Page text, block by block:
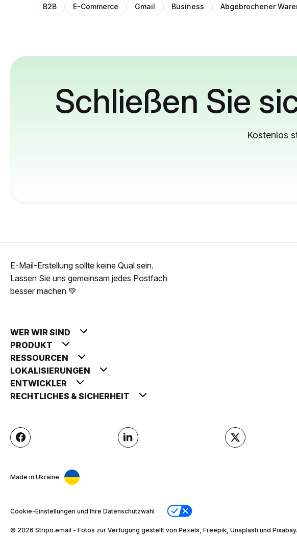
B2B E-Commerce Gmail Business Abgebrochener
Schließen Sie
Kostenlos
E-Mail-Erstellung sollte keine Qual sein.
Lassen Sie uns gemeinsam jedes Postfach
besser machen 💚
WER WIR SIND
PRODUKT
RESSOURCEN
LOKALISIERUNGEN
ENTWICKLER
RECHTLICHES & SICHERHEIT
Made in Ukraine
Cookie-Einstellungen und Ihre Datenschutzwahl
© 2026 Stripо.email - Fotos zur Verfügung gestellt von Pexels, Freepik, Unsplash und Pixabay.